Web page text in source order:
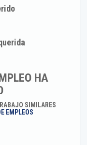
HA
SIMILARES
EMPLEOS